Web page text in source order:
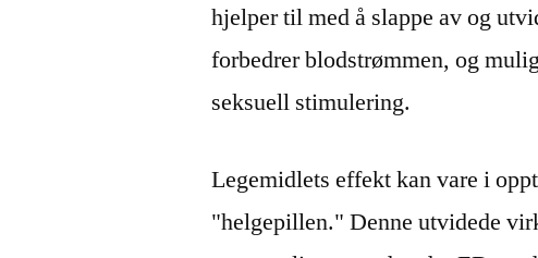
hjelper til med å slappe av og
forbedrer blodstrømmen, og
seksuell stimulering.
Legemidlets effekt kan vare i
"helgepillen." Denne utvidede